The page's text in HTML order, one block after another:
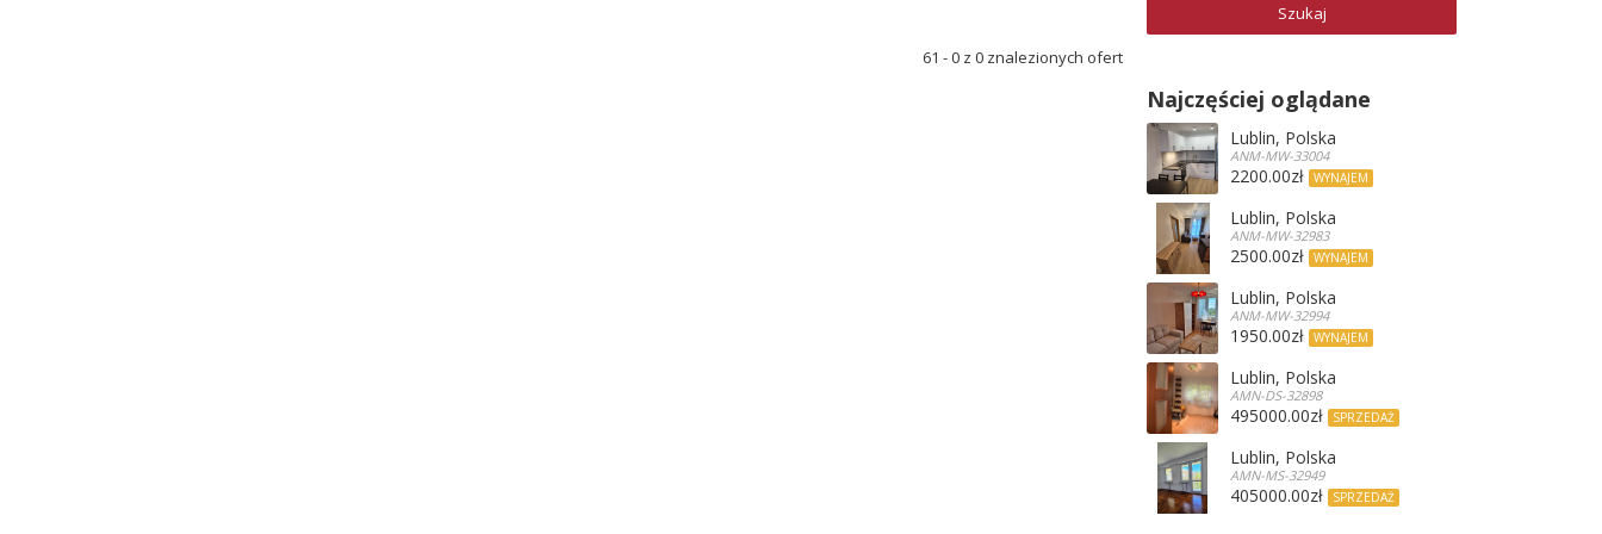
61 - 0 z 0 znalezionych ofert
Najczęściej oglądane
Lublin, Polska
ANM-MW-33004
2200.00zł WYNAJEM
Lublin, Polska
ANM-MW-32983
2500.00zł WYNAJEM
Lublin, Polska
ANM-MW-32994
1950.00zł WYNAJEM
Lublin, Polska
AMN-DS-32898
495000.00zł SPRZEDAŻ
Lublin, Polska
AMN-MS-32949
405000.00zł SPRZEDAŻ